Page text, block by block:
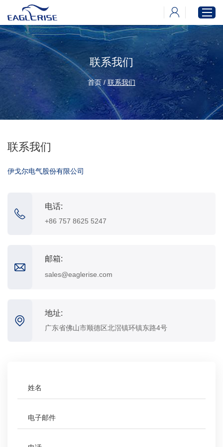
首页
产品中心
新闻中心
下载中心
联系我们
首页 / 联系我们
联系我们
伊戈尔电气股份有限公司
电话:
+86 757 8625 5247
邮箱:
sales@eaglerise.com
地址:
广东省佛山市顺德区北滘镇环镇东路4号